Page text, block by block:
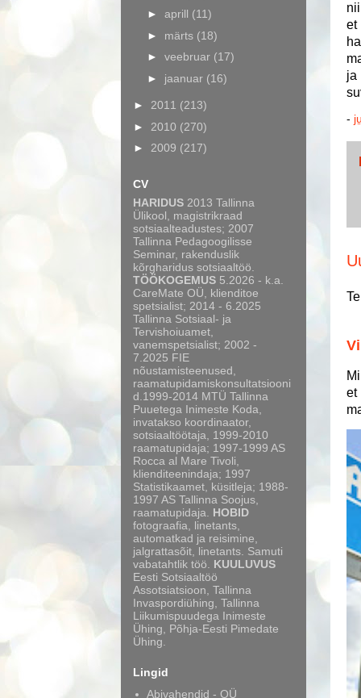
et
ja
-
et
► aprill (11)
► märts (18)
► veebruar (17)
► jaanuar (16)
► 2011 (213)
► 2010 (270)
► 2009 (217)
CV
HARIDUS 2013 Tallinna
Ülikool, magistrikraad
sotsiaalteadustes; 2007
Tallinna Pedagoogilisse
Seminar, rakenduslik
kõrgharidus sotsiaaltöö.
TÖÖKOGEMUS 5.2026 - k.a.
CareMate OÜ, klienditoe
spetsialist; 2014 - 6.2025
Tallinna Sotsiaal- ja
Tervishoiuamet,
vanemspetsialist; 2002 -
7.2025 FIE
nõustamisteenused,
raamatupidamiskonsultatsiooni
d.1999-2014 MTÜ Tallinna
Puuetega Inimeste Koda,
invatakso koordinaator,
sotsiaaltöötaja, 1999-2010
raamatupidaja; 1997-1999 AS
Rocca al Mare Tivoli,
klienditeenindaja; 1997
Statistikaamet, küsitleja; 1988-
1997 AS Tallinna Soojus,
raamatupidaja. HOBID
fotograafia, linetants,
automatkad ja reisimine,
jalgrattasõit, linetants. Samuti
vabatahtlik töö. KUULUVUS
Eesti Sotsiaaltöö
Assotsiatsioon, Tallinna
Invaspordiühing, Tallinna
Liikumispuudega Inimeste
Ühing, Põhja-Eesti Pimedate
Ühing.
Lingid
Abivahendid - OÜ